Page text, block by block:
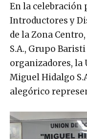
En la
Introductores y
de la Zona
S.A., Grupo
organizadores, la
Miguel Hidalgo
alegórico